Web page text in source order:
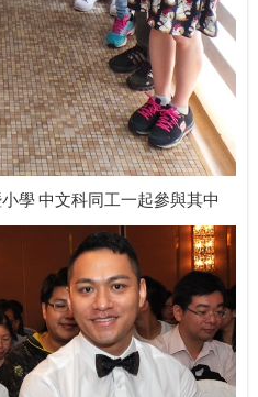
學 中文科同工一起參與其中